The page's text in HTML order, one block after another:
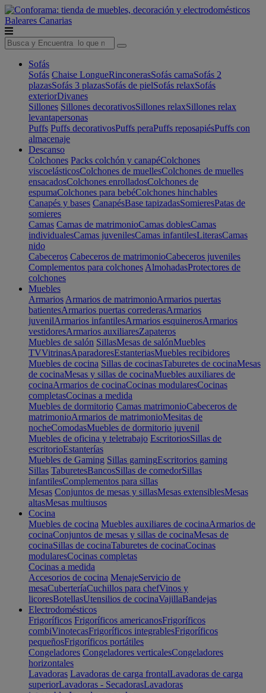
Baleares Canarias
Sofás
Sofás Chaise LongueRinconerasSofás camaSofás 2
plazasSofás 3 plazasSofás de pielSofás relaxSofás
exteriorDivanes
Sillones Sillones decorativosSillones relaxSillones relax
levantapersonas
Puffs Puffs decorativosPuffs peraPuffs reposapiésPuffs con
almacenaje
Descanso
Colchones Packs colchón y canapéColchones
viscoelásticosColchones de muellesColchones de muelles
ensacadosColchones enrolladosColchones de
espumaColchones para bebéColchones hinchables
Canapés y bases CanapésBase tapizadasSomieresPatas de
somieres
Camas Camas de matrimonioCamas doblesCamas
individualesCamas juvenilesCamas infantilesLiterasCamas
nido
Cabeceros Cabeceros de matrimonioCabeceros juveniles
Complementos para colchones AlmohadasProtectores de
colchones
Muebles
Armarios Armarios de matrimonioArmarios puertas
batientesArmarios puertas correderasArmarios
juvenilArmarios infantilesArmarios esquinerosArmarios
vestidoresArmarios auxiliaresZapateros
Muebles de salón SillasMesas de salónMuebles
TVVitrinasAparadoresEstanteriasMuebles recibidores
Muebles de cocina Sillas de cocinasTaburetes de cocinaMesas
de cocinaMesas y sillas de cocinaMuebles auxiliares de
cocinaArmarios de cocinaCocinas modularesCocinas
completasCocinas a medida
Muebles de dormitorio Camas matrimonioCabeceros de
matrimonioArmarios de matrimonioMesitas de
nocheComodasMuebles de dormitorio juvenil
Muebles de oficina y teletrabajo EscritoriosSillas de
escritorioEstanterías
Muebles de Gaming Sillas gamingEscritorios gaming
Sillas TaburetesBancosSillas de comedorSillas
infantilesComplementos para sillas
Mesas Conjuntos de mesas y sillasMesas extensiblesMesas
altasMesas multiusos
Cocina
Muebles de cocina Muebles auxiliares de cocinaArmarios de
cocinaConjuntos de mesas y sillas de cocinaMesas de
cocinaSillas de cocinaTaburetes de cocinaCocinas
modularesCocinas completas
Cocinas a medida
Accesorios de cocina MenajeServicio de
mesaCuberteríaCuchillos para chefVinos y
licoresBotellasUtensilios de cocinaVajillaBandejas
Electrodomésticos
Frigoríficos Frigoríficos americanosFrigoríficos
combiVinotecasFrigoríficos integrablesFrigoríficos
pequeñosFrigoríficos portátiles
Congeladores Congeladores verticalesCongeladores
horizontales
Lavadoras Lavadoras de carga frontalLavadoras de carga
superiorLavadoras - SecadorasLavadoras